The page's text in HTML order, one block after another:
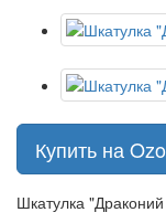
Купить на
Шкатулка